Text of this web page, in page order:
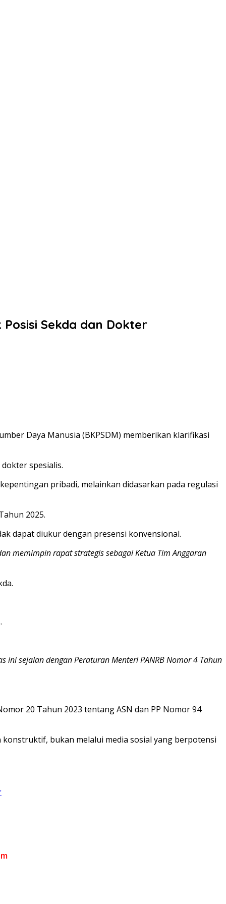
Sekda dan Dokter
Daya Manusia (BKPSDM) memberikan klarifikasi
spesialis.
pribadi, melainkan didasarkan pada regulasi
2025.
dapat diukur dengan presensi konvensional.
memimpin rapat strategis sebagai Ketua Tim Anggaran
sejalan dengan Peraturan Menteri PANRB Nomor 4 Tahun
20 Tahun 2023 tentang ASN dan PP Nomor 94
bukan melalui media sosial yang berpotensi